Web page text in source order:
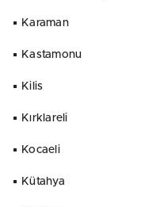
Karaman
Kastamonu
Kilis
Kırklareli
Kocaeli
Kütahya